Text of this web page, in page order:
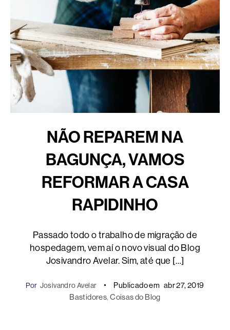
NÃO REPAREM NA
BAGUNÇA, VAMOS
REFORMAR A CASA
RAPIDINHO
Passado todo o trabalho de migração de
hospedagem, vem aí o novo visual do Blog
Josivandro Avelar. Sim, até que […]
Por Josivandro Avelar Publicado em abr 27, 2019
Bastidores, Coisas do Blog